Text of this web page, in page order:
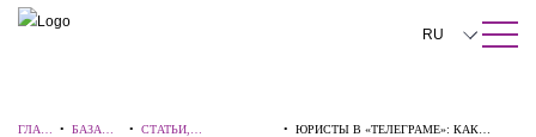
ПОИСК ПО САЙТУ Закрыть
RU
中文
ГЛАВ
•БАЗА
•СТАТЬИ,
•ЮРИСТЫ В «ТЕЛЕГРАМЕ»: КАК